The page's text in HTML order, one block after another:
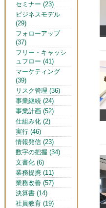
セミナー (23)
ビジネスモデル
(29)
フォローアップ
(37)
フリー・キャッシ
ュフロー (41)
マーケティング
(39)
リスク管理 (36)
事業継続 (24)
事業計画 (52)
仕組み化 (2)
実行 (46)
情報発信 (23)
数字の把握 (34)
文書化 (6)
業務提携 (11)
業務改善 (57)
決算書 (14)
社員教育 (19)